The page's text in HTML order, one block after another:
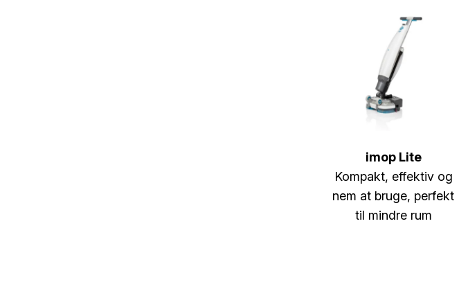
imop Lite
Kompakt, effektiv og
nem at bruge, perfekt
til mindre rum